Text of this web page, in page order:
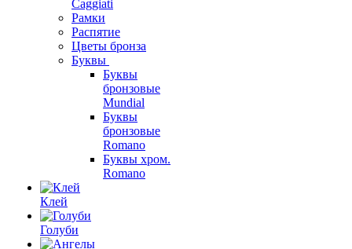
Caggiati
Рамки
Распятие
Цветы бронза
Буквы
Буквы
бронзовые
Mundial
Буквы
бронзовые
Romano
Буквы хром.
Romano
Клей
Голуби